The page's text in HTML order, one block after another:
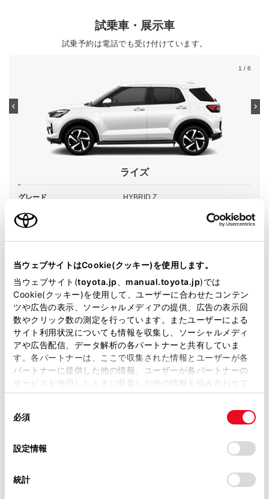
当ウェブサイトはCookie(クッキー)を使用します。
当ウェブサイト(toyota.jp manual.toyota.jp)では
Cookie(クッキー)を使用して、ユーザーに合わせたコンテン
ツや広告の表示、ソーシャルメディアの提供、広告の表示回
数やクリック数の測定を行っています。またユーザーによる
サイト利用状況についても情報を収集し、ソーシャルメディ
アや広告配信、データ解析の各パートナーと共有していま
す。各パートナーは、ここで収集された情報とユーザーが各
パートナーに提供した他の情報、ユーザーが各パートナーの
サービスを使用したときに収集した他の情報を組み合わせて
使用することがあります。当ウェブサイトの使用を続行する
デバイスにすべてのCookie(クッキー)が保存されることに同
意したことになります。Cookie(クッキー)のオプトアウト、
設定の変更、同意を撤回したりするにあたっては、当社の
「Cookie（クッキー）情報の取り扱いについて
」をご覧くだ
必須
設定情報
統計
試乗車・展示車
試乗予約は電話でも受け付けています。
1 / 6
ライズ
グレード HYBRID Z
カラー シャイニングホワイトパール
駆動方式 2WD FF
試乗予約
施設情報・サービス